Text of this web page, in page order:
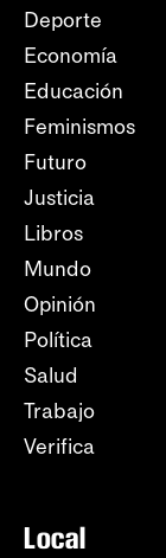
Deporte
Economía
Educación
Feminismos
Futuro
Justicia
Libros
Mundo
Opinión
Política
Salud
Trabajo
Verifica
Local